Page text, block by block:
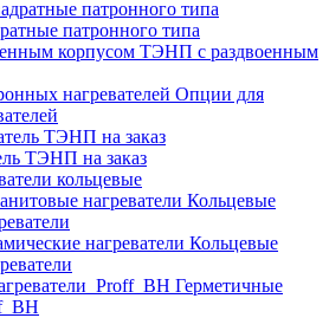
патронного типа
ТЭНП с раздвоенным
Опции для
ТЭНП на заказ
кольцевые
Кольцевые
Кольцевые
Герметичные